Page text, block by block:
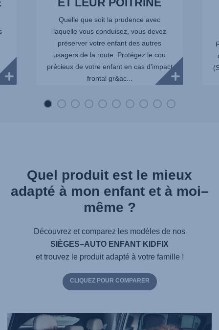
Quelle que soit la prudence avec
laquelle vous conduisez, vous devez
préserver votre enfant des autres
usagers de la route. Protégez le cou
précieux de votre enfant en cas d'impact
frontal gr&ac...
Quel produit est le mieux
adapté à mon enfant et à moi–
même ?
Découvrez et comparez les modèles de nos
SIÈGES–AUTO ENFANT KIDFIX
et trouvez le produit adapté à votre famille !
CLIQUEZ POUR COMPARER